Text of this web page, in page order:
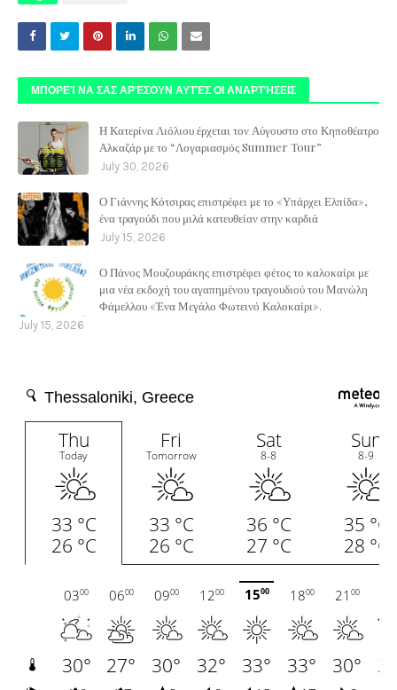
ΜΠΟΡΕΊ ΝΑ ΣΑΣ ΑΡΈΣΟΥΝ ΑΥΤΈΣ ΟΙ ΑΝΑΡΤΉΣΕΙΣ
Η Κατερίνα Λιόλιου έρχεται τον Αύγουστο στο Κηποθέατρο
Αλκαζάρ με το “Λογαριασμός Summer Tour”
July 30, 2026
Ο Γιάννης Κότσιρας επιστρέφει με το «Υπάρχει Ελπίδα»,
ένα τραγούδι που μιλά κατευθείαν στην καρδιά
July 15, 2026
Ο Πάνος Μουζουράκης επιστρέφει φέτος το καλοκαίρι με
μια νέα εκδοχή του αγαπημένου τραγουδιού του Μανώλη
Φάμελλου «Ένα Μεγάλο Φωτεινό Καλοκαίρι».
July 15, 2026